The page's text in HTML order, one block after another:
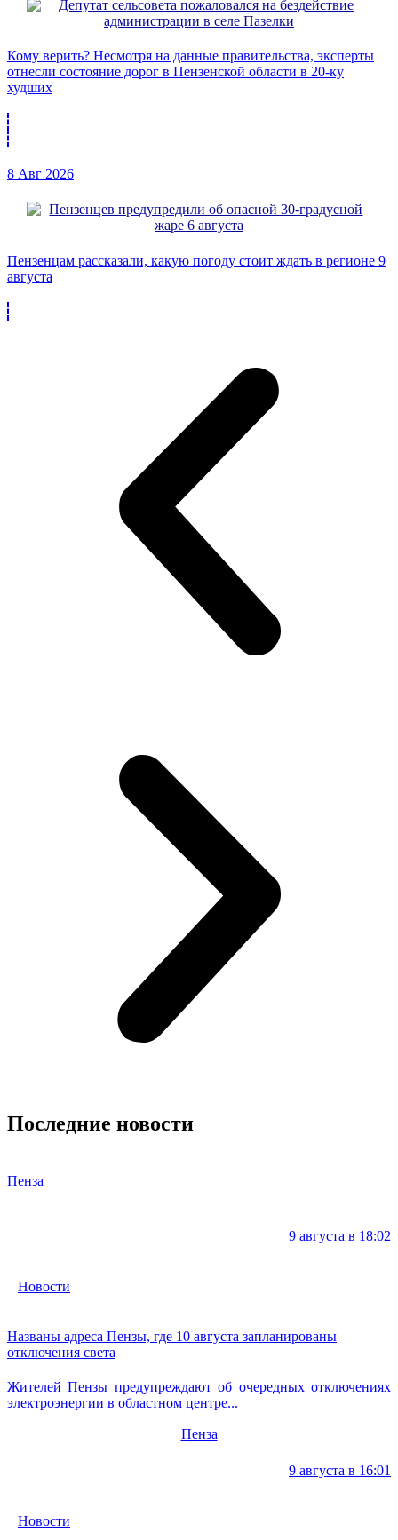
Кому верить? Несмотря на данные правительства, эксперты
отнесли состояние дорог в Пензенской области в 20-ку
худших
8 Авг 2026
Пензенцам рассказали, какую погоду стоит ждать в регионе 9
августа
Последние новости
Пенза
9 августа в 18:02
Новости
Названы адреса Пензы, где 10 августа запланированы
отключения света
Жителей Пензы предупреждают об очередных отключениях
электроэнергии в областном центре...
Пенза
9 августа в 16:01
Новости